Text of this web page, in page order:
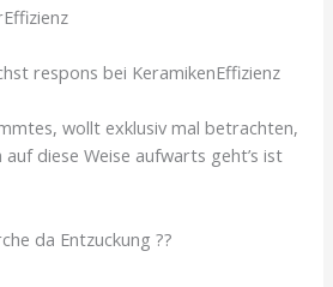
respons bei KeramikenEffizienz
wollt exklusiv mal betrachten,
diese Weise aufwarts geht’s ist
da Entzuckung ??